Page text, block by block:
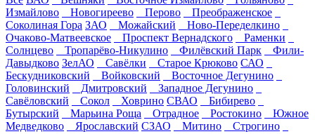
Измайлово
Новогиреево Перово
Преображенское
Соколиная Гора ЗАО Можайский
Ново-Переделкино
Очаково-Матвеевское
Проспект Вернадского
Раменки
Солнцево
Тропарёво-Никулино Филёвский Парк
Фили-
Давыдково ЗелАО Савёлки Старое Крюково САО
Бескудниковский
Войковский
Восточное Дегунино
Головинский
Дмитровский
Западное Дегунино
Савёловский
Сокол Ховрино СВАО
Бибирево
Бутырский
Марьина Роща Отрадное Ростокино
Южное
Медведково
Ярославский СЗАО Митино
Строгино